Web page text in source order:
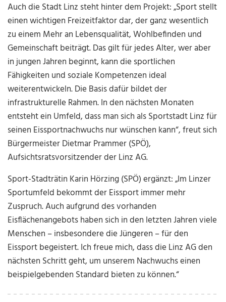
Auch die Stadt Linz steht hinter dem Projekt: „Sport stellt
einen wichtigen Freizeitfaktor dar, der ganz wesentlich
zu einem Mehr an Lebensqualität, Wohlbefinden und
Gemeinschaft beiträgt. Das gilt für jedes Alter, wer aber
in jungen Jahren beginnt, kann die sportlichen
Fähigkeiten und soziale Kompetenzen ideal
weiterentwickeln. Die Basis dafür bildet der
infrastrukturelle Rahmen. In den nächsten Monaten
entsteht ein Umfeld, dass man sich als Sportstadt Linz für
seinen Eissportnachwuchs nur wünschen kann“, freut sich
Bürgermeister Dietmar Prammer (SPÖ),
Aufsichtsratsvorsitzender der Linz AG.
Sport-Stadträtin Karin Hörzing (SPÖ) ergänzt: „Im Linzer
Sportumfeld bekommt der Eissport immer mehr
Zuspruch. Auch aufgrund des vorhanden
Eisflächenangebots haben sich in den letzten Jahren viele
Menschen – insbesondere die Jüngeren – für den
Eissport begeistert. Ich freue mich, dass die Linz AG den
nächsten Schritt geht, um unserem Nachwuchs einen
beispielgebenden Standard bieten zu können.“